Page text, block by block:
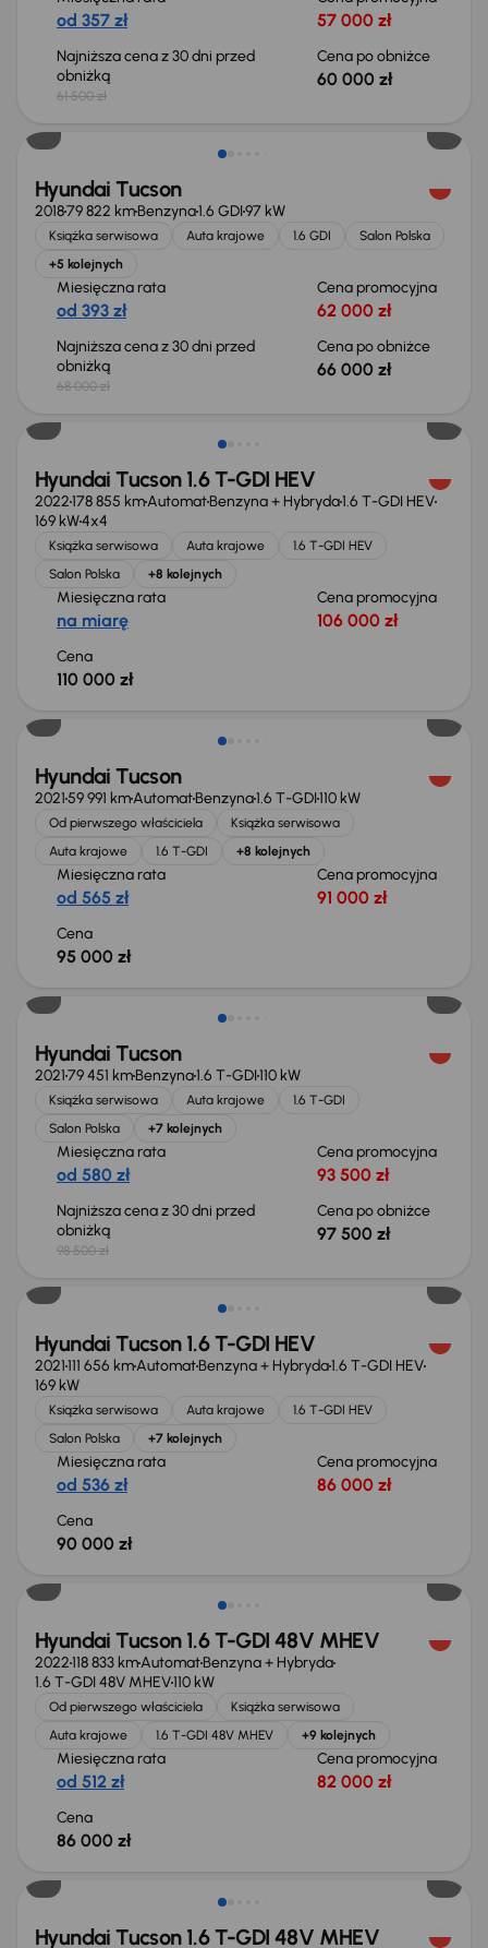
od 357 zł 57 000 zł
Najniższa cena z 30 dni przed
obniżką
61 500 zł
Cena po obniżce
60 000 zł
Taniej o 2 000 zł
Hyundai Tucson
201879 822 kmBenzyna1.6 GDI97 kW
Książka serwisowa Auta krajowe 1.6 GDI
Salon Polska
+5 kolejnych
Miesięczna rata
od 393 zł
Cena promocyjna
62 000 zł
Najniższa cena z 30 dni przed
obniżką
68 000 zł
Cena po obniżce
66 000 zł
Hyundai Tucson 1.6 T-GDI HEV
2022178 855 kmAutomatBenzyna + Hybryda1.6 T-GDI HEV
169 kW4x4
Książka serwisowa Auta krajowe
1.6 T-GDI HEV
Salon Polska
+8 kolejnych
Miesięczna rata
na miarę
Cena promocyjna
106 000 zł
Cena
110 000 zł
Hyundai Tucson
202159 991 kmAutomatBenzyna1.6 T-GDI110 kW
Od pierwszego właściciela
Książka serwisowa
Auta krajowe
1.6 T-GDI +8 kolejnych
Miesięczna rata
od 565 zł
Cena promocyjna
91 000 zł
Cena
95 000 zł
Taniej o 1 000 zł
Hyundai Tucson
202179 451 kmBenzyna1.6 T-GDI110 kW
Książka serwisowa Auta krajowe
1.6 T-GDI
Salon Polska
+7 kolejnych
Miesięczna rata
od 580 zł
Cena promocyjna
93 500 zł
Najniższa cena z 30 dni przed
obniżką
98 500 zł
Cena po obniżce
97 500 zł
Hyundai Tucson 1.6 T-GDI HEV
2021111 656 kmAutomatBenzyna + Hybryda1.6 T-GDI HEV
169 kW
Książka serwisowa Auta krajowe
1.6 T-GDI HEV
Salon Polska
+7 kolejnych
Miesięczna rata
od 536 zł
Cena promocyjna
86 000 zł
Cena
90 000 zł
Hyundai Tucson 1.6 T-GDI 48V MHEV
2022118 833 kmAutomatBenzyna + Hybryda
1.6 T-GDI 48V MHEV110 kW
Od pierwszego właściciela
Książka serwisowa
Auta krajowe
1.6 T-GDI 48V MHEV +9 kolejnych
Miesięczna rata
od 512 zł
Cena promocyjna
82 000 zł
Cena
86 000 zł
Świeżo skupione
Hyundai Tucson 1.6 T-GDI 48V MHEV